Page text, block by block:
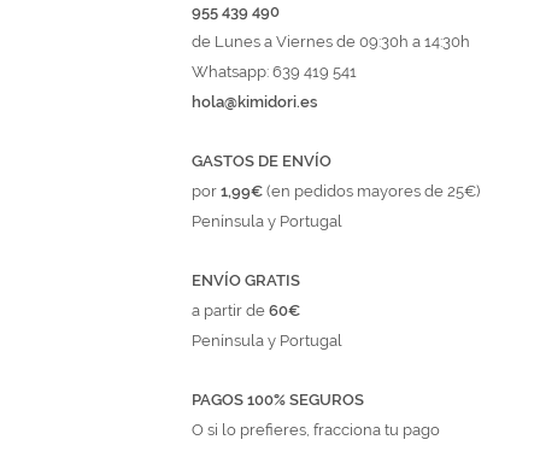
955 439 490
de Lunes a Viernes de 09:30h a 14:30h
Whatsapp: 639 419 541
hola@kimidori.es
GASTOS DE ENVÍO
por1,99€(en pedidos mayores de 25€)
Península y Portugal
ENVÍO GRATIS
a partir de60€
Península y Portugal
PAGOS 100% SEGUROS
O si lo prefieres, fracciona tu pago